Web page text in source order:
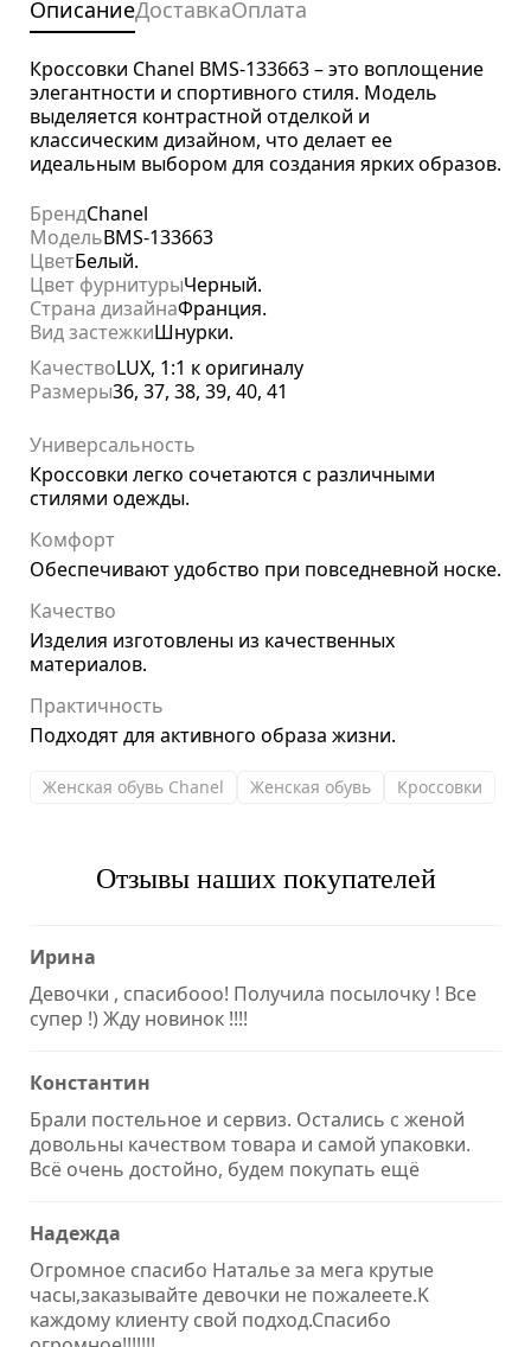
ОписаниеДоставкаОплата
Кроссовки Chanel BMS-133663 – это воплощение
элегантности и спортивного стиля. Модель
выделяется контрастной отделкой и
классическим дизайном, что делает ее
идеальным выбором для создания ярких образов.
БрендChanel
МодельBMS-133663
ЦветБелый.
Цвет фурнитурыЧерный.
Страна дизайнаФранция.
Вид застежкиШнурки.
КачествоLUX, 1:1 к оригиналу
Размеры36, 37, 38, 39, 40, 41
Универсальность
Кроссовки легко сочетаются с различными
стилями одежды.
Комфорт
Обеспечивают удобство при повседневной носке.
Качество
Изделия изготовлены из качественных
материалов.
Практичность
Подходят для активного образа жизни.
Женская обувь Chanel Женская обувь Кроссовки
Отзывы наших покупателей
Ирина
Девочки , спасибооо! Получила посылочку ! Все
супер !) Жду новинок !!!!
Константин
Брали постельное и сервиз. Остались с женой
довольны качеством товара и самой упаковки.
Всё очень достойно, будем покупать ещё
Надежда
Огромное спасибо Наталье за мега крутые
часы,заказывайте девочки не пожалеете.K
каждому клиенту свой подход.Спасибо